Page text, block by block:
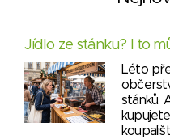
Jídlo ze stánku? I to
Léto
stánků.